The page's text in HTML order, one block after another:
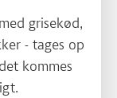
grisekød,
- tages op
kommes